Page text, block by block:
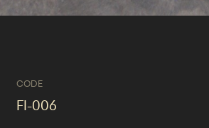
CODE
FI-006